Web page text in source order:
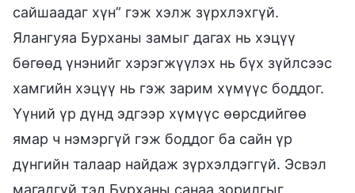
сайшаадаг хүн” гэж хэлж зүрхлэхгүй.
Ялангуяа Бурханы замыг дагах нь хэцүү
бөгөөд үнэнийг хэрэгжүүлэх нь бүх зүйлсээс
хамгийн хэцүү нь гэж зарим хүмүүс боддог.
Үүний үр дүнд эдгээр хүмүүс өөрсдийгөө
ямар ч нэмэргүй гэж боддог ба сайн үр
дүнгийн талаар найдаж зүрхэлдэггүй. Эсвэл
магадгүй тэд Бурханы санаа зорилгыг